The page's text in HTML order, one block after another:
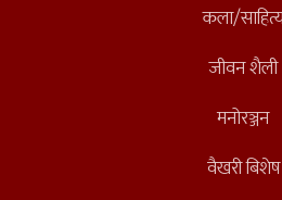
कला/
जीवन शैली
मनोरञ्जन
वैखरी बिशेष